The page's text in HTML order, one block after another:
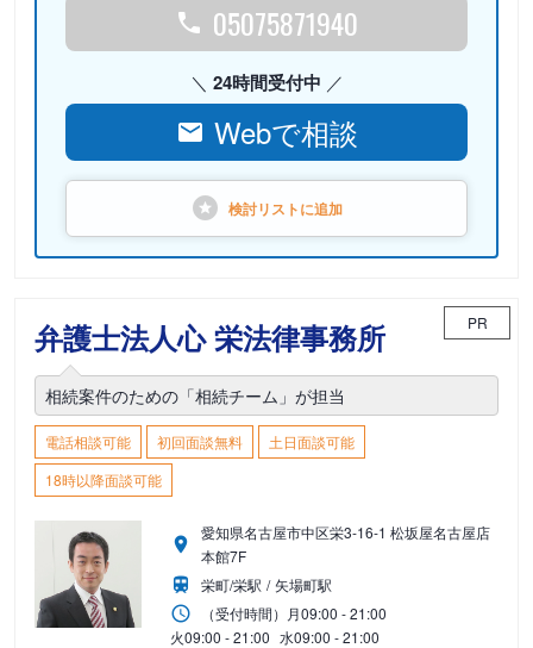
05075871940
24時間受付中
Webで相談
検討リストに追加
弁護士法人心 栄法律事務所 PR
相続案件のための「相続チーム」が担当
電話相談可能 初回面談無料
土日面談可能
18時以降面談可能
愛知県名古屋市中区栄3-16-1 松坂屋名古屋店
本館7F
栄町/栄駅
矢場町駅
（受付時間） 月09:00 - 21:00
火09:00 - 21:00 水09:00 - 21:00